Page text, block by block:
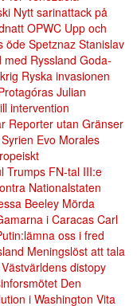
Nytt sarinattack på
OPWC Upp och
öde Spetznaz Stanislav
med Ryssland Goda-
Ryska invasionen
Julian
intervention
Reporter utan Gränser
Evo Morales
Trumps FN-tal III:e
Nationalstaten
Beeley Mörda
i Caracas Carl
oss i fred
Meningslöst att tala
Västvärldens distopy
Den
i Washington Vita